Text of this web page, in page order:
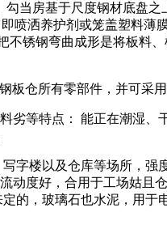
当房基于尺度钢材底盘
喷洒养护剂或笼盖塑料
不锈钢弯曲成形是将板
仓所有零部件，并可采
等特点： 能正在潮湿、
楼以及仓库等场所，强
动度好，合用于工场姑
的，玻璃石也水泥，用